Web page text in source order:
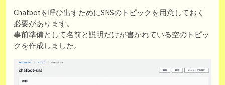
Chatbotを呼び出すためにSNSのトピックを用意しておく
必要があります。
事前準備として名前と説明だけが書かれている空のトピッ
クを作成しました。